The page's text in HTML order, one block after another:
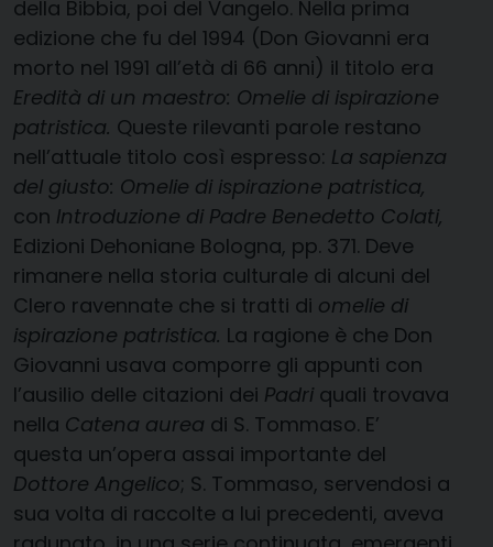
della Bibbia, poi del Vangelo. Nella prima
edizione che fu del 1994 (Don Giovanni era
morto nel 1991 all’età di 66 anni) il titolo era
Eredità di un maestro: Omelie di ispirazione
patristica. Queste rilevanti parole restano
nell’attuale titolo così espresso: La sapienza
del giusto: Omelie di ispirazione patristica,
con Introduzione di Padre Benedetto Colati,
Edizioni Dehoniane Bologna, pp. 371. Deve
rimanere nella storia culturale di alcuni del
Clero ravennate che si tratti di omelie di
ispirazione patristica. La ragione è che Don
Giovanni usava comporre gli appunti con
l’ausilio delle citazioni dei Padri quali trovava
nella Catena aurea di S. Tommaso. E’
questa un’opera assai importante del
Dottore Angelico; S. Tommaso, servendosi a
sua volta di raccolte a lui precedenti, aveva